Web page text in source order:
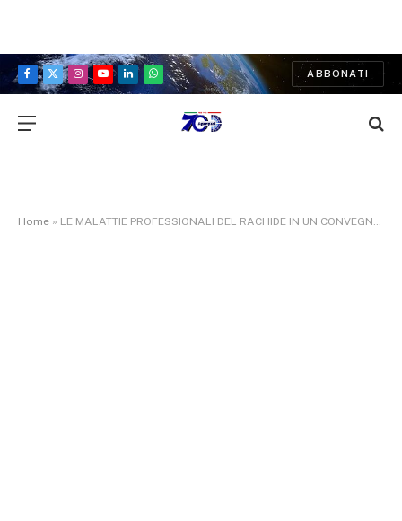
Facebook
X
Instagram
YouTubeLinkedInWhatsApp
ABBONATI
Home » LE MALATTIE PROFESSIONALI DEL RACHIDE IN UN CONVEGNO ORGANIZZATO DALL’ACCADEMIA MEDICA DELL’AQUILA IN SINERGIA CON IL SAP